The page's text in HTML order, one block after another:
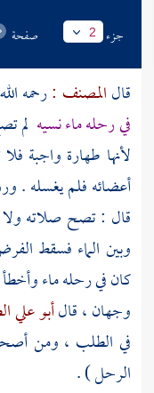
جزء 2 صفحة
قالالمصنف :رحمه
في رحله ماء نسيه لم
لأنها طهارة واجبة
أعضائه فلم يغسله .
قال : تصح صلاته ولا
وبين الماء فسقط
كان في رحله ماء
وجهان ، قالأبو علي
في الطلب ، ومن
الرحل ) .